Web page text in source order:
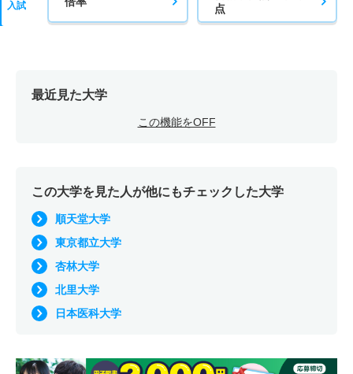
入試
点
最近見た大学
この機能をOFF
この大学を見た人が他にもチェックした大学
順天堂大学
東京都立大学
杏林大学
北里大学
日本医科大学